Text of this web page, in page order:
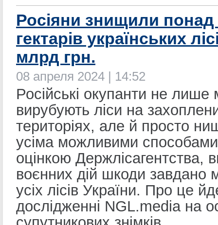
Росіяни знищили понад
гектарів українських
млрд грн.
08 апреля 2024 | 14:52
Російські окупанти не лише
вирубують ліси на
територіях, але й просто
усіма можливими
оцінкою Держлісагентства,
воєнних дій шкоди завдано
усіх лісів України. Про це
дослідженні NGL.media на